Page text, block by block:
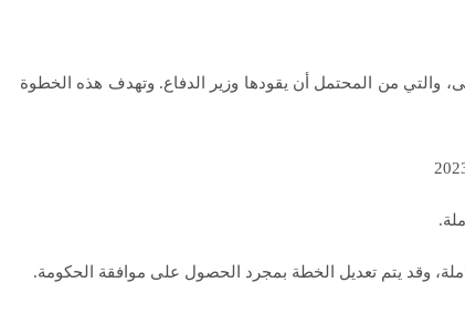
والتي من المحتمل أن يقودها وزير الدفاع. وتهدف هذه الخطوة
وقد يتم تعديل الخطة بمجرد الحصول على موافقة الحكومة.